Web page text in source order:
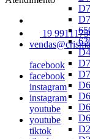
19
facebook
facebook
instagram
instagram
youtube
youtube
tiktok